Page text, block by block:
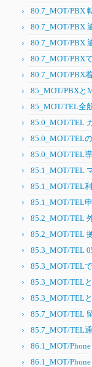
80.7_MOT/PBX
80.7_MOT/PBX
80.7_MOT/PBX
80.7_MOT/PBX
80.7_MOT/PBX
85_MOT/PBXと
85_MOT/TEL全
85.0_MOT/TEL
85.0_MOT/TEL
85.0_MOT/TEL
85.1_MOT/TEL
85.1_MOT/TEL
85.1_MOT/TEL
85.2_MOT/TEL
85.2_MOT/TEL
85.3_MOT/TEL
85.3_MOT/TEL
85.3_MOT/TEL
85.3_MOT/TEL
85.7_MOT/TEL
85.7_MOT/TEL
86.1_MOT/
86.1_MOT/